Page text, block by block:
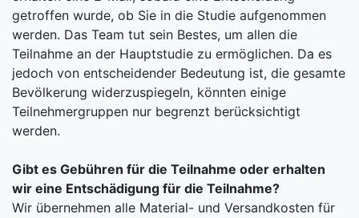
getroffen wurde, ob Sie in die Studie aufgenommen
werden. Das Team tut sein Bestes, um allen die
Teilnahme an der Hauptstudie zu ermöglichen. Da es
jedoch von entscheidender Bedeutung ist, die gesamte
Bevölkerung widerzuspiegeln, könnten einige
Teilnehmergruppen nur begrenzt berücksichtigt
werden.
Gibt es Gebühren für die Teilnahme oder erhalten
wir eine Entschädigung für die Teilnahme?
Wir übernehmen alle Material- und Versandkosten für